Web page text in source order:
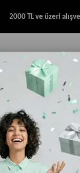
2000 TL ve üzeri
Ellesse EM460-NV Polo